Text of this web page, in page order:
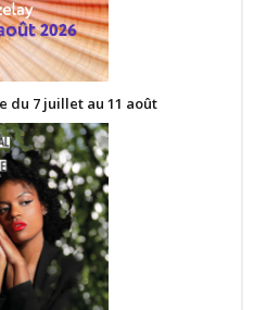
du 7 juillet au 11 août